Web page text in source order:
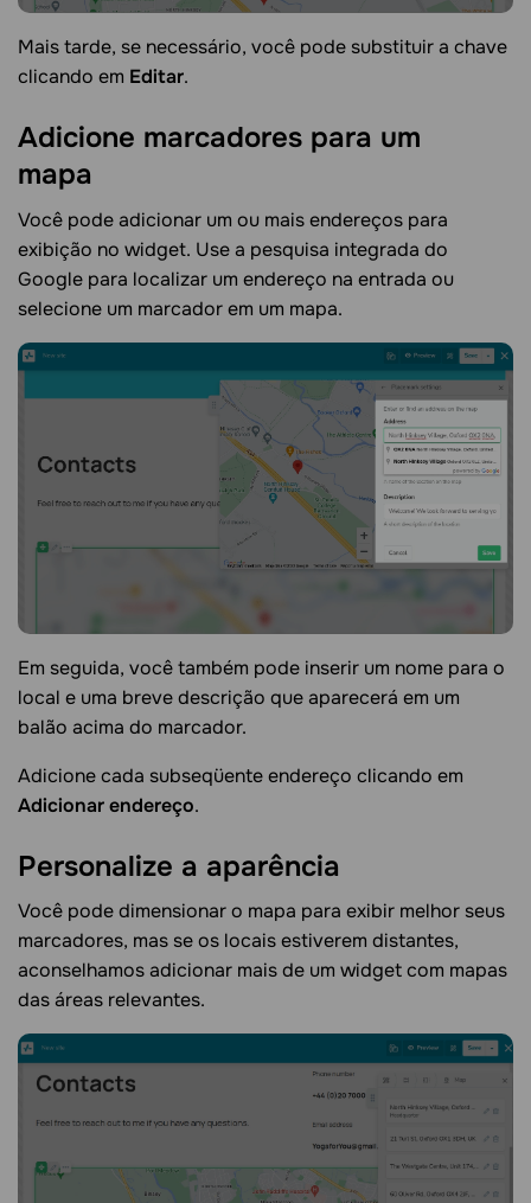
Mais tarde, se necessário, você pode substituir a chave
clicando em Editar.
Adicione marcadores para um
mapa
Você pode adicionar um ou mais endereços para
exibição no widget. Use a pesquisa integrada do
Google para localizar um endereço na entrada ou
selecione um marcador em um mapa.
Em seguida, você também pode inserir um nome para o
local e uma breve descrição que aparecerá em um
balão acima do marcador.
Adicione cada subseqüente endereço clicando em
Adicionar endereço.
Personalize a aparência
Você pode dimensionar o mapa para exibir melhor seus
marcadores, mas se os locais estiverem distantes,
aconselhamos adicionar mais de um widget com mapas
das áreas relevantes.